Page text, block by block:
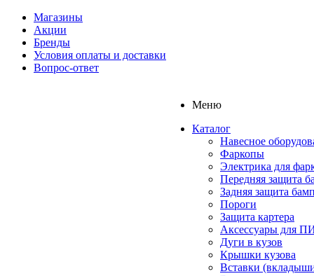
Магазины
Акции
Бренды
Условия оплаты и доставки
Вопрос-ответ
Меню
Каталог
Навесное
Фаркопы
Электрика для
Передняя защита
Задняя защита
Пороги
Защита картера
Аксессуары для
Дуги в кузов
Крышки кузова
Вставки